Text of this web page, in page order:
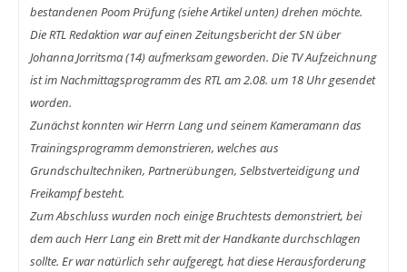
bestandenen Poom Prüfung (siehe Artikel unten) drehen möchte.
Die RTL Redaktion war auf einen Zeitungsbericht der SN über
Johanna Jorritsma (14) aufmerksam geworden. Die TV Aufzeichnung
ist im Nachmittagsprogramm des RTL am 2.08. um 18 Uhr gesendet
worden.
Zunächst konnten wir Herrn Lang und seinem Kameramann das
Trainingsprogramm demonstrieren, welches aus
Grundschultechniken, Partnerübungen, Selbstverteidigung und
Freikampf besteht.
Zum Abschluss wurden noch einige Bruchtests demonstriert, bei
dem auch Herr Lang ein Brett mit der Handkante durchschlagen
sollte. Er war natürlich sehr aufgeregt, hat diese Herausforderung